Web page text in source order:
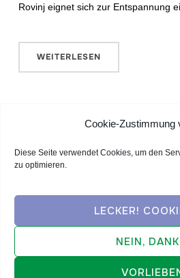
Cookie-Zustimmung
Diese Seite verwendet Cookies, um den
zu optimieren.
LECKER!
NEIN,
Rovinj eignet sich zur Entspannung
WEITERLESEN
© ausgeglichen unterwegs